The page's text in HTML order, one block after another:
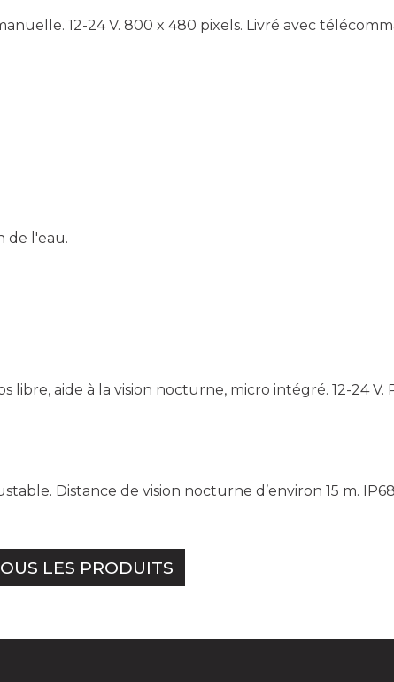
12-24 V. 800 x 480 pixels. Livré avec
de l'eau.
libre, aide à la vision nocturne, micro intégré. 12-24
Distance de vision nocturne d’environ 15 m.
LES PRODUITS